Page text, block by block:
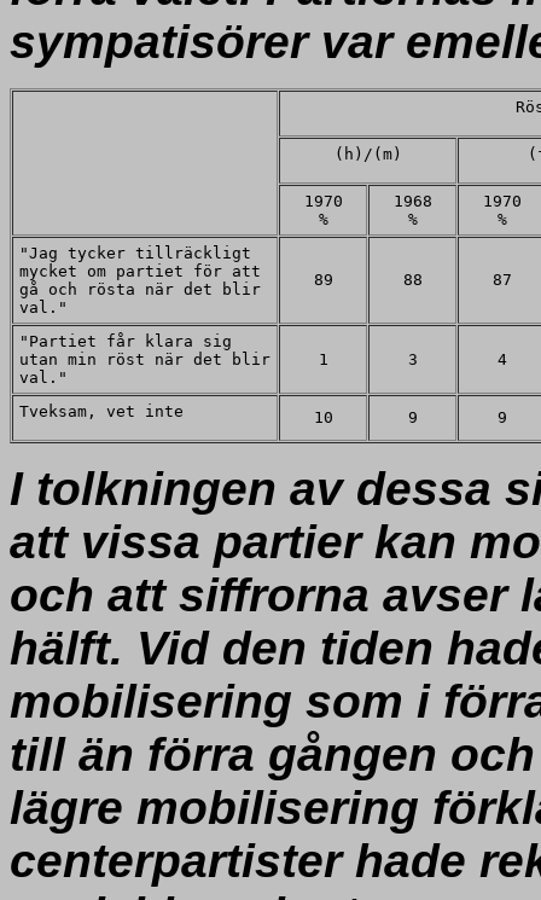
sympatisörer var
(h)/(m)
1970
%
1968
%
1970
%
"Jag tycker tillräckligt
mycket om partiet för att
gå och rösta när det blir
val."
89 88 87
"Partiet får klara sig
utan min röst när det blir
val."
1 3 4
Tveksam, vet inte 10 9 9
I tolkningen av dessa
att vissa partier kan
och att siffrorna avser
hälft. Vid den tiden
mobilisering som i
till än förra gången
lägre mobilisering
centerpartister hade